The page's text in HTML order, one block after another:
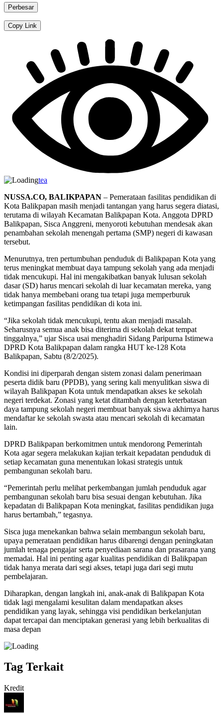
Perbesar
Copy Link
tea
NUSSA.CO, BALIKPAPAN – Pemerataan fasilitas pendidikan di
Kota Balikpapan masih menjadi tantangan yang harus segera diatasi,
terutama di wilayah Kecamatan Balikpapan Kota. Anggota DPRD
Balikpapan, Sisca Anggreni, menyoroti kebutuhan mendesak akan
penambahan sekolah menengah pertama (SMP) negeri di kawasan
tersebut.
Menurutnya, tren pertumbuhan penduduk di Balikpapan Kota yang
terus meningkat membuat daya tampung sekolah yang ada menjadi
tidak mencukupi. Hal ini mengakibatkan banyak lulusan sekolah
dasar (SD) harus mencari sekolah di luar kecamatan mereka, yang
tidak hanya membebani orang tua tetapi juga memperburuk
ketimpangan fasilitas pendidikan di kota ini.
“Jika sekolah tidak mencukupi, tentu akan menjadi masalah.
Seharusnya semua anak bisa diterima di sekolah dekat tempat
tinggalnya,” ujar Sisca usai menghadiri Sidang Paripurna Istimewa
DPRD Kota Balikpapan dalam rangka HUT ke-128 Kota
Balikpapan, Sabtu (8/2/2025).
Kondisi ini diperparah dengan sistem zonasi dalam penerimaan
peserta didik baru (PPDB), yang sering kali menyulitkan siswa di
wilayah Balikpapan Kota untuk mendapatkan akses ke sekolah
negeri terdekat. Zonasi yang ketat ditambah dengan keterbatasan
daya tampung sekolah negeri membuat banyak siswa akhirnya harus
mendaftar ke sekolah swasta atau mencari sekolah di kecamatan
lain.
DPRD Balikpapan berkomitmen untuk mendorong Pemerintah
Kota agar segera melakukan kajian terkait kepadatan penduduk di
setiap kecamatan guna menentukan lokasi strategis untuk
pembangunan sekolah baru.
“Pemerintah perlu melihat perkembangan jumlah penduduk agar
pembangunan sekolah baru bisa sesuai dengan kebutuhan. Jika
kepadatan di Balikpapan Kota meningkat, fasilitas pendidikan juga
harus bertambah,” tegasnya.
Sisca juga menekankan bahwa selain membangun sekolah baru,
upaya pemerataan pendidikan harus dibarengi dengan peningkatan
jumlah tenaga pengajar serta penyediaan sarana dan prasarana yang
memadai. Hal ini penting agar kualitas pendidikan di Balikpapan
tidak hanya merata dari segi akses, tetapi juga dari segi mutu
pembelajaran.
Diharapkan, dengan langkah ini, anak-anak di Balikpapan Kota
tidak lagi mengalami kesulitan dalam mendapatkan akses
pendidikan yang layak, sehingga visi pendidikan berkelanjutan
dapat tercapai dan menciptakan generasi yang lebih berkualitas di
masa depan
Tag Terkait
Kredit